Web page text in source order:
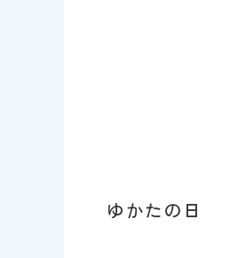
ゆかたの日